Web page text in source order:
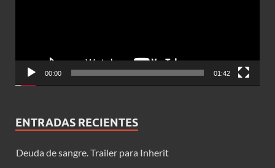
00:00 01:42
ENTRADAS RECIENTES
Deuda de sangre. Trailer para Inherit